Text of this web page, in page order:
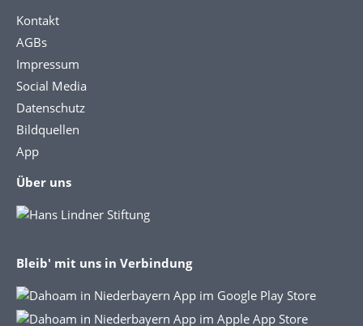
Kontakt
AGBs
Impressum
Social Media
Datenschutz
Bildquellen
App
Über uns
Bleib' mit uns in Verbindung